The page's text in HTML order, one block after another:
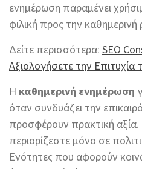
ενημέρωση παραμένει
φιλική προς την καθημερινή
Δείτε περισσότερα: SEO
Αξιολογήσετε την Επιτυχία
Η καθημερινή ενημέρωση
όταν συνδυάζει την
προσφέρουν πρακτική αξία.
περιορίζεστε μόνο σε
Ενότητες που αφορούν